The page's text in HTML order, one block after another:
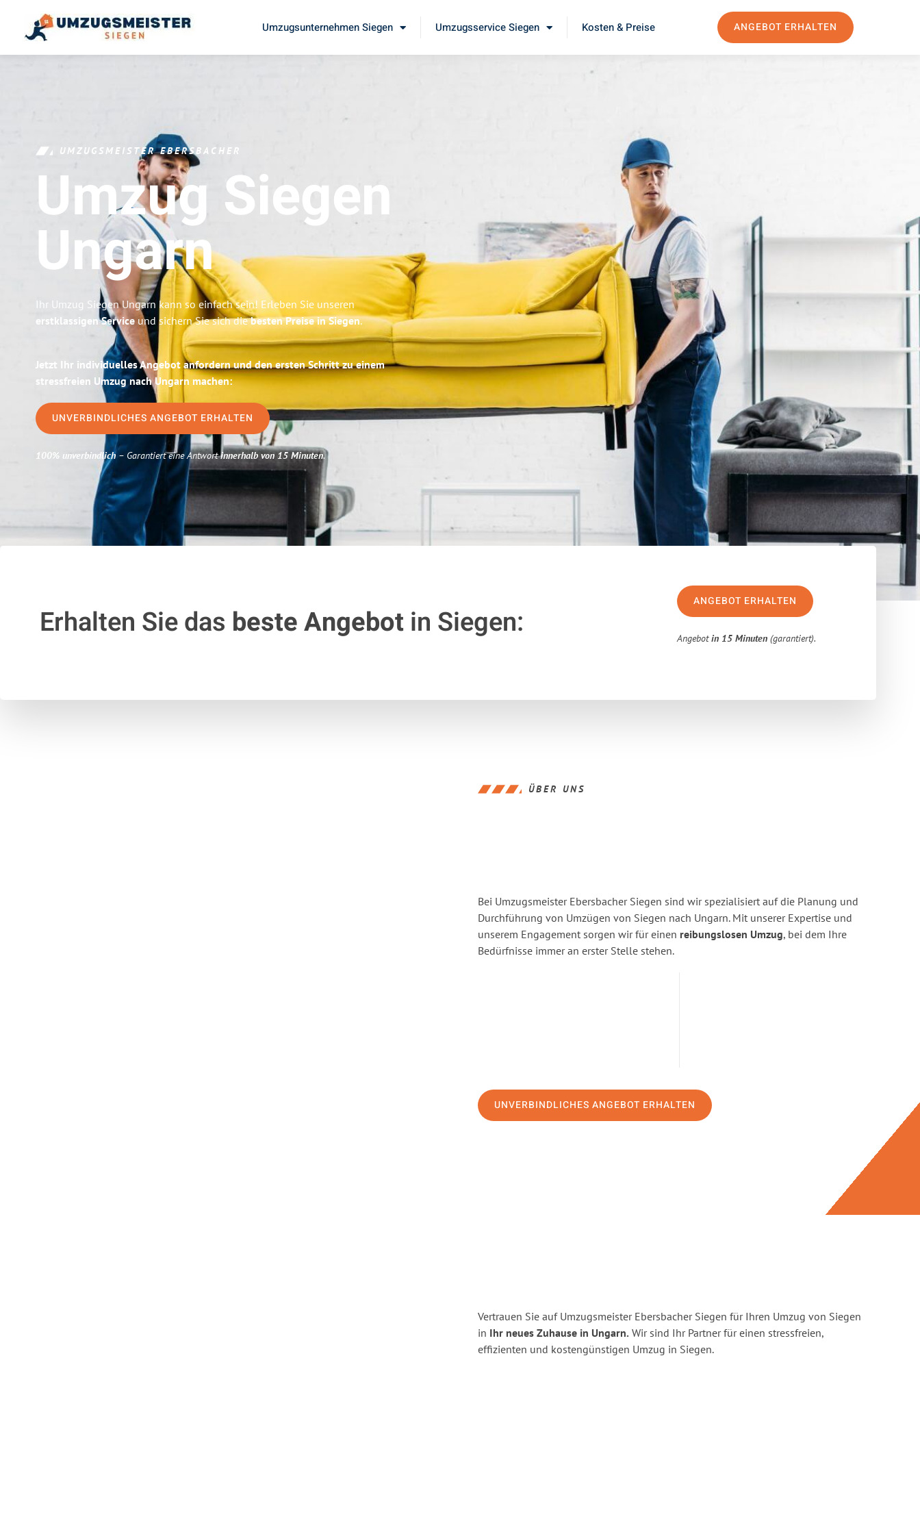
Umzugsunternehmen Siegen Umzugsservice Siegen Kosten & Preise ANGEBOT ERHALTEN
UMZUGSMEISTER EBERSBACHER
Umzug Siegen
Ungarn
Ihr Umzug Siegen Ungarn kann so einfach sein! Erleben Sie unseren
erstklassigen Service und sichern Sie sich diebesten Preise in Siegen.
Jetzt Ihr individuelles Angebot anfordern und den ersten Schritt zu einem
stressfreien Umzug nach Ungarn machen:
UNVERBINDLICHES ANGEBOT ERHALTEN
100% unverbindlich– Garantiert eine Antwortinnerhalb von 15 Minuten.
Erhalten Sie das beste Angebotin Siegen:
ANGEBOT ERHALTEN
Angebotin 15 Minuten (garantiert).
ÜBER UNS
Bei Umzugsmeister Ebersbacher Siegen sind wir spezialisiert auf die Planung und
Durchführung von Umzügen von Siegen nach Ungarn. Mit unserer Expertise und
unserem Engagement sorgen wir für einen reibungslosen Umzug, bei dem Ihre
Bedürfnisse immer an erster Stelle stehen.
UNVERBINDLICHES ANGEBOT ERHALTEN
Vertrauen Sie auf Umzugsmeister Ebersbacher Siegen für Ihren Umzug von Siegen
in Ihr neues Zuhause in Ungarn. Wir sind Ihr Partner für einen stressfreien,
effizienten und kostengünstigen Umzug in Siegen.